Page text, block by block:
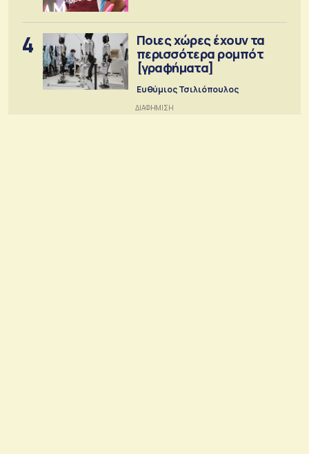
4
Ποιες χώρες έχουν τα
περισσότερα ρομπότ
[γραφήματα]
Ευθύμιος Τσιλιόπουλος